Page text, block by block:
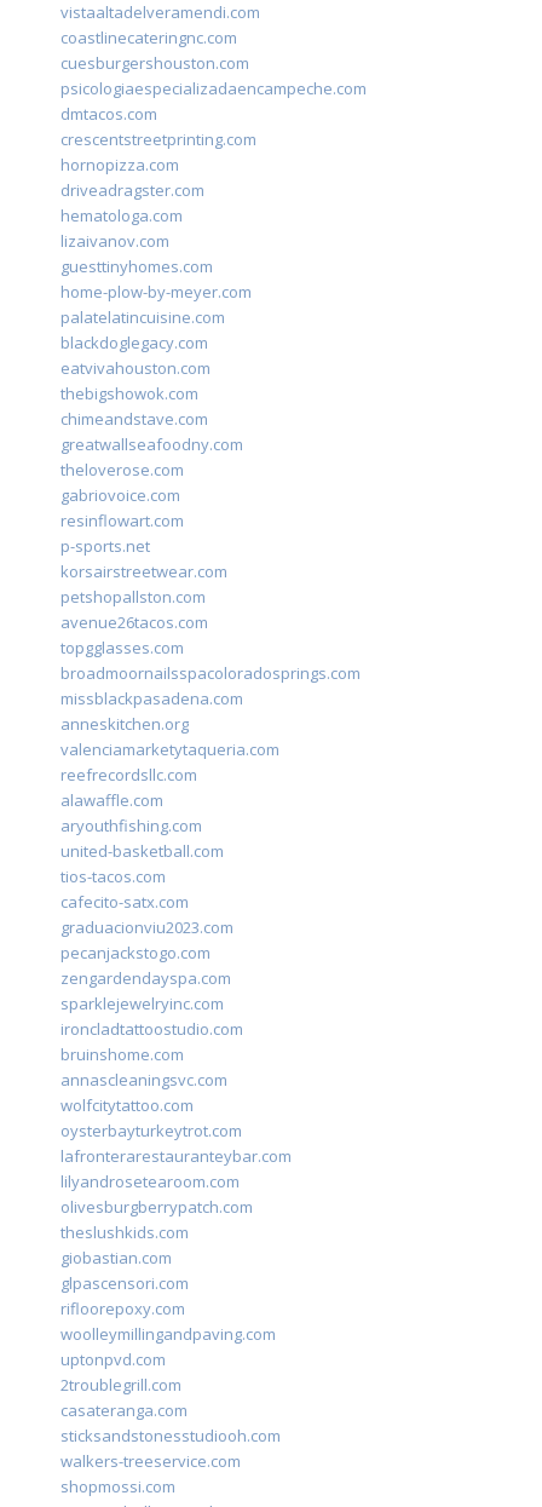
vistaaltadelveramendi.com
coastlinecateringnc.com
cuesburgershouston.com
psicologiaespecializadaencampeche.com
dmtacos.com
crescentstreetprinting.com
hornopizza.com
driveadragster.com
hematologa.com
lizaivanov.com
guesttinyhomes.com
home-plow-by-meyer.com
palatelatincuisine.com
blackdoglegacy.com
eatvivahouston.com
thebigshowok.com
chimeandstave.com
greatwallseafoodny.com
theloverose.com
gabriovoice.com
resinflowart.com
p-sports.net
korsairstreetwear.com
petshopallston.com
avenue26tacos.com
topgglasses.com
broadmoornailsspacoloradosprings.com
missblackpasadena.com
anneskitchen.org
valenciamarketytaqueria.com
reefrecordsllc.com
alawaffle.com
aryouthfishing.com
united-basketball.com
tios-tacos.com
cafecito-satx.com
graduacionviu2023.com
pecanjackstogo.com
zengardendayspa.com
sparklejewelryinc.com
ironcladtattoostudio.com
bruinshome.com
annascleaningsvc.com
wolfcitytattoo.com
oysterbayturkeytrot.com
lafronterarestauranteybar.com
lilyandrosetearoom.com
olivesburgberrypatch.com
theslushkids.com
giobastian.com
glpascensori.com
rifloorepoxy.com
woolleymillingandpaving.com
uptonpvd.com
2troublegrill.com
casateranga.com
sticksandstonesstudiooh.com
walkers-treeservice.com
shopmossi.com